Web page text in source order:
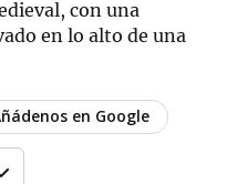
con una
en lo alto de una
en Google